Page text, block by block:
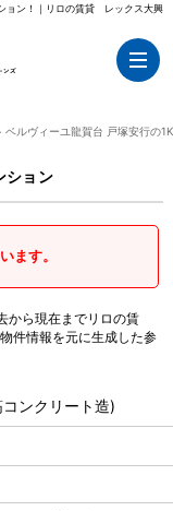
ョン！｜リロの賃貸 レックス大興
ベルヴィーユ龍賀台 戸塚安行の
ション
ます。
から現在までリロの賃
件情報を元に生成した参
ンクリート造)